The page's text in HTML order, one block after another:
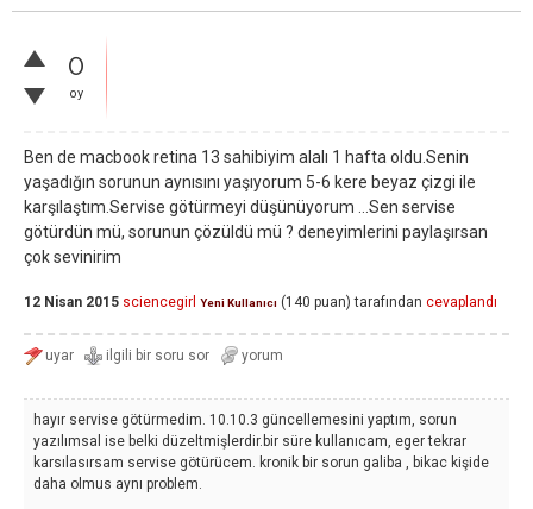
0
oy
Ben de macbook retina 13 sahibiyim alalı 1 hafta oldu.Senin
yaşadığın sorunun aynısını yaşıyorum 5-6 kere beyaz çizgi ile
karşılaştım.Servise götürmeyi düşünüyorum ...Sen servise
götürdün mü, sorunun çözüldü mü ? deneyimlerini paylaşırsan
çok sevinirim
12 Nisan 2015 sciencegirl Yeni Kullanıcı (140 puan) tarafından cevaplandı
hayır servise götürmedim. 10.10.3 güncellemesini yaptım, sorun
yazılımsal ise belki düzeltmişlerdir.bir süre kullanıcam, eger tekrar
karsılasırsam servise götürücem. kronik bir sorun galiba , bikac kişide
daha olmus aynı problem.